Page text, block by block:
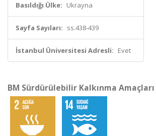
Basıldığı Ülke: Ukrayna
Sayfa Sayıları: ss.438-439
İstanbul Üniversitesi Adresli: Evet
BM Sürdürülebilir Kalkınma Amaçları